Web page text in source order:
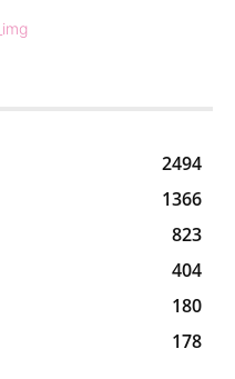
2494
1366
823
404
180
178